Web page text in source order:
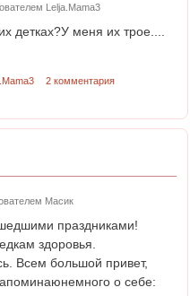
Lelja.Mama3
детках?У меня их трое....
2 комментария
Масик
праздниками!
здоровья.
Всем большой привет,
о себе: